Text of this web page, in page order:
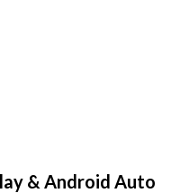
& Android Auto